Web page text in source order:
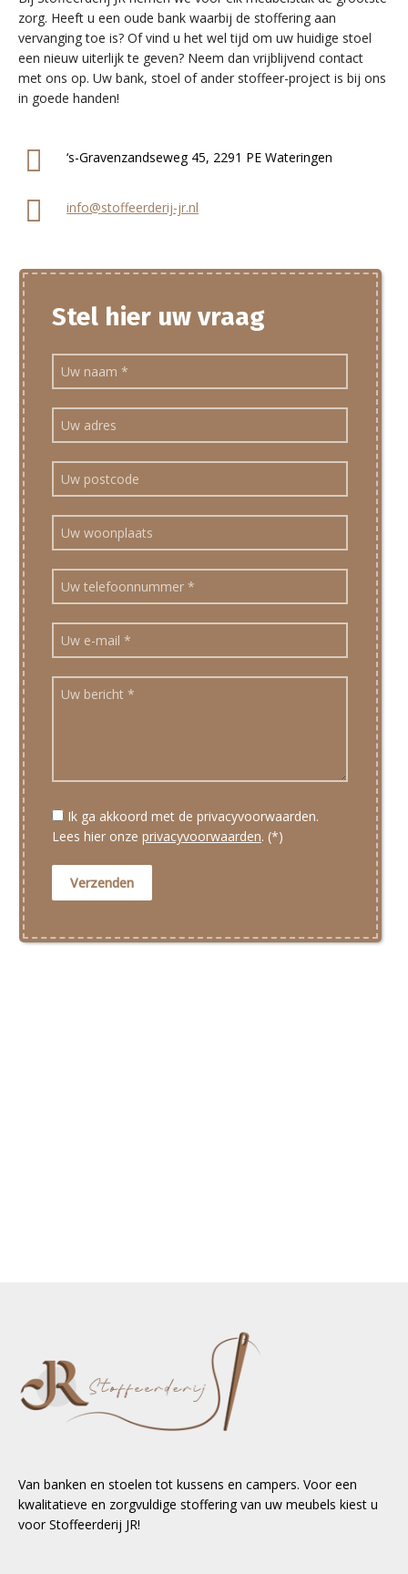
zorg. Heeft u een oude bank waarbij de stoffering aan
vervanging toe is? Of vind u het wel tijd om uw huidige stoel
een nieuw uiterlijk te geven? Neem dan vrijblijvend contact
met ons op. Uw bank, stoel of ander stoffeer-project is bij ons
in goede handen!
‘s-Gravenzandseweg 45, 2291 PE Wateringen
info@stoffeerderij-jr.nl
Stel hier uw vraag
Ik ga akkoord met de privacyvoorwaarden.
Lees hier onze privacyvoorwaarden. (*)
Van banken en stoelen tot kussens en campers. Voor een
kwalitatieve en zorgvuldige stoffering van uw meubels kiest u
voor Stoffeerderij JR!